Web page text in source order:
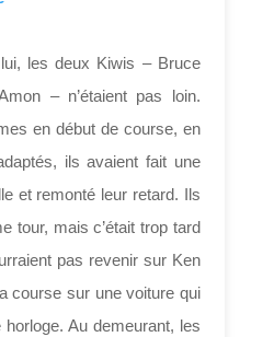
les deux Kiwis – Bruce
– n’étaient pas loin.
en début de course, en
ils avaient fait une
et remonté leur retard. Ils
tour, mais c’était trop tard
pas revenir sur Ken
course sur une voiture qui
Au demeurant, les